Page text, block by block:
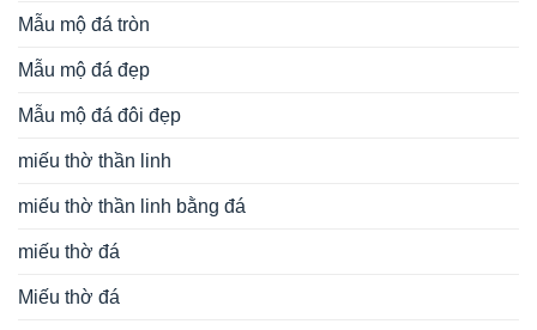
Mẫu mộ đá tròn
Mẫu mộ đá đẹp
Mẫu mộ đá đôi đẹp
miếu thờ thần linh
miếu thờ thần linh bằng đá
miếu thờ đá
Miếu thờ đá